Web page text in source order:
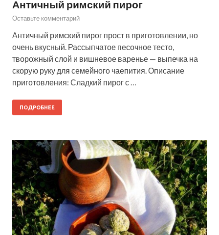
Античный римский пирог
Оставьте комментарий
Античный римский пирог прост в приготовлении, но
очень вкусный. Рассыпчатое песочное тесто,
творожный слой и вишневое варенье — выпечка на
скорую руку для семейного чаепития. Описание
приготовления: Сладкий пирог с …
ПОДРОБНЕЕ